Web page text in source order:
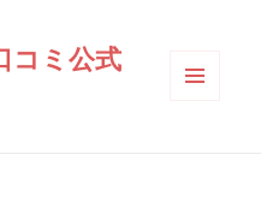
コミ公式